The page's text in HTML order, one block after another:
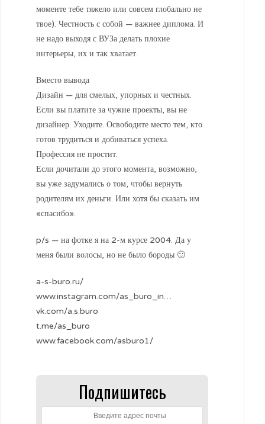
моменте тебе тяжело или совсем глобально не
твое). Честность с собой — важнее диплома. И
не надо выходя с ВУЗа делать плохие
интерьеры, их и так хватает.
Вместо вывода
Дизайн — для смелых, упорных и честных.
Если вы платите за чужие проекты, вы не
дизайнер. Уходите. Освободите место тем, кто
готов трудиться и добиваться успеха.
Профессия не простит.
Если дочитали до этого момента, возможно,
вы уже задумались о том, чтобы вернуть
родителям их деньги. Или хотя бы сказать им
«спасибо».
p/s — на фотке я на 2-м курсе 2004. Да у
меня были волосы, но не было бороды 🙂
a-s-buro.ru/
www.instagram.com/as_buro_in…
vk.com/a.s.buro
t.me/as_buro
www.facebook.com/asburo1/
Подпишитесь